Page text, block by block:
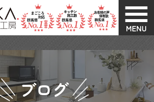
MENU
ブログ